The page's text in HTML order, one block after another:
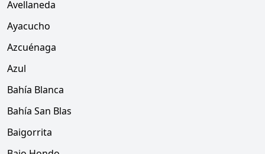
Avellaneda
Ayacucho
Azcuénaga
Azul
Bahía Blanca
Bahía San Blas
Baigorrita